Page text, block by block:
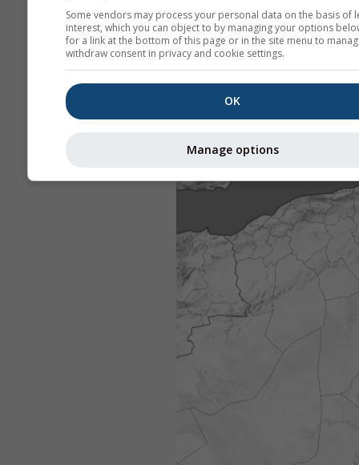
Some vendors may process your personal data on the basis of
interest, which you can object to by managing your options
for a link at the bottom of this page or in the site menu to
withdraw consent in privacy and cookie settings.
OK
Manage options